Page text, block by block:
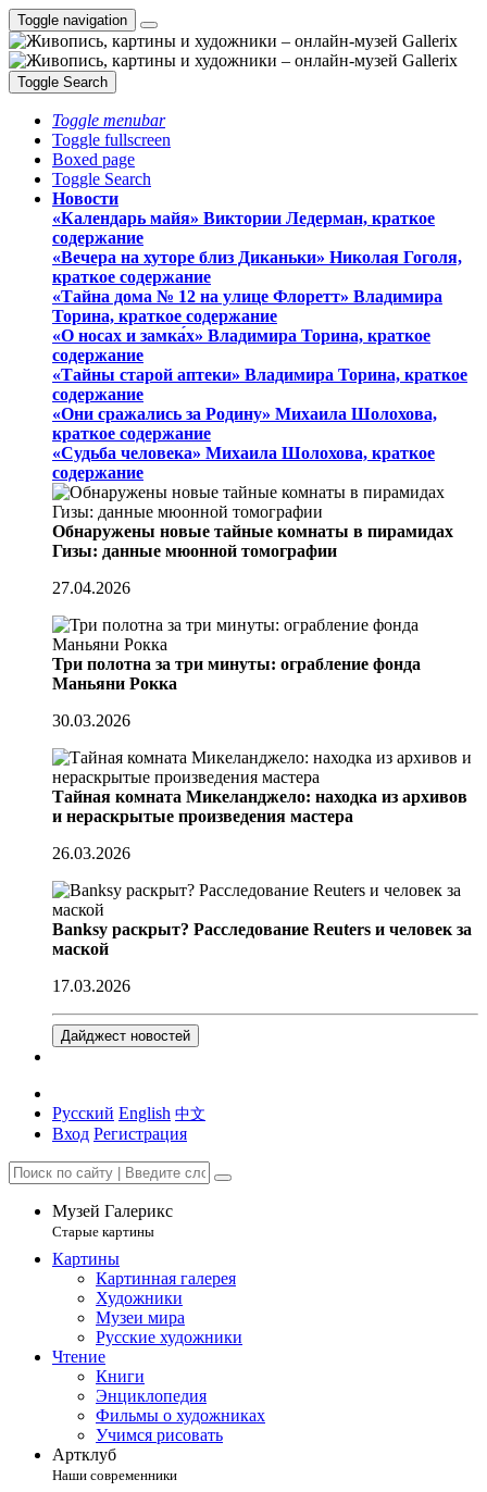
Toggle navigation
Toggle Search
Toggle menubar
Toggle fullscreen
Boxed page
Toggle Search
Новости
«Календарь майя» Виктории Ледерман, краткое
содержание
«Вечера на хуторе близ Диканьки» Николая Гоголя,
краткое содержание
«Тайна дома № 12 на улице Флоретт» Владимира
Торина, краткое содержание
«О носах и замка́х» Владимира Торина, краткое
содержание
«Тайны старой аптеки» Владимира Торина, краткое
содержание
«Они сражались за Родину» Михаила Шолохова,
краткое содержание
«Судьба человека» Михаила Шолохова, краткое
содержание
Обнаружены новые тайные комнаты в пирамидах
Гизы: данные мюонной томографии
27.04.2026
Три полотна за три минуты: ограбление фонда
Маньяни Рокка
30.03.2026
Тайная комната Микеланджело: находка из архивов
и нераскрытые произведения мастера
26.03.2026
Banksy раскрыт? Расследование Reuters и человек за
маской
17.03.2026
Дайджест новостей
Русский English 中文
Вход Регистрация
Музей Галерикс
Старые картины
Картины
Картинная галерея
Художники
Музеи мира
Русские художники
Чтение
Книги
Энциклопедия
Фильмы о художниках
Учимся рисовать
Артклуб
Наши современники